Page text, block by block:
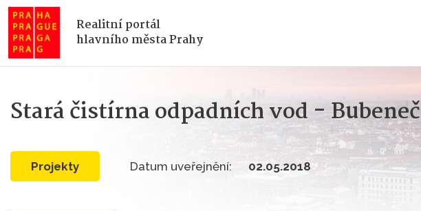
Realitní portál
hlavního města Prahy
Stará čistírna odpadních vod - Bubeneč
Projekty Datum uveřejnění: 02.05.2018